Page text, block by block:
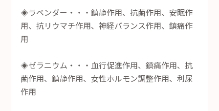
◈ラベンダー・・・鎮静作用、抗菌作用、安眠作
用、抗リウマチ作用、神経バランス作用、鎮痛作
用
◈ゼラニウム・・・血行促進作用、鎮痛作用、抗
菌作用、鎮静作用、女性ホルモン調整作用、利尿
作用